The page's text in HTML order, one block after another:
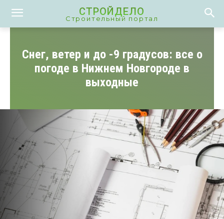
СТРОЙДЕЛО
Строительный портал
Снег, ветер и до -9 градусов: все о
погоде в Нижнем Новгороде в
выходные